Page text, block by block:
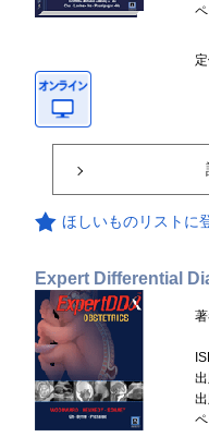
ほしいものリストに
Expert Differential